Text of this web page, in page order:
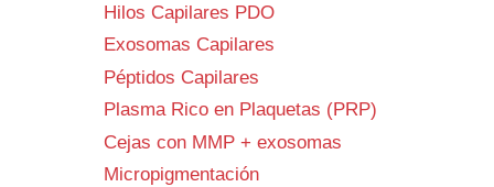
Hilos Capilares PDO
Exosomas Capilares
Péptidos Capilares
Plasma Rico en Plaquetas (PRP)
Cejas con MMP + exosomas
Micropigmentación